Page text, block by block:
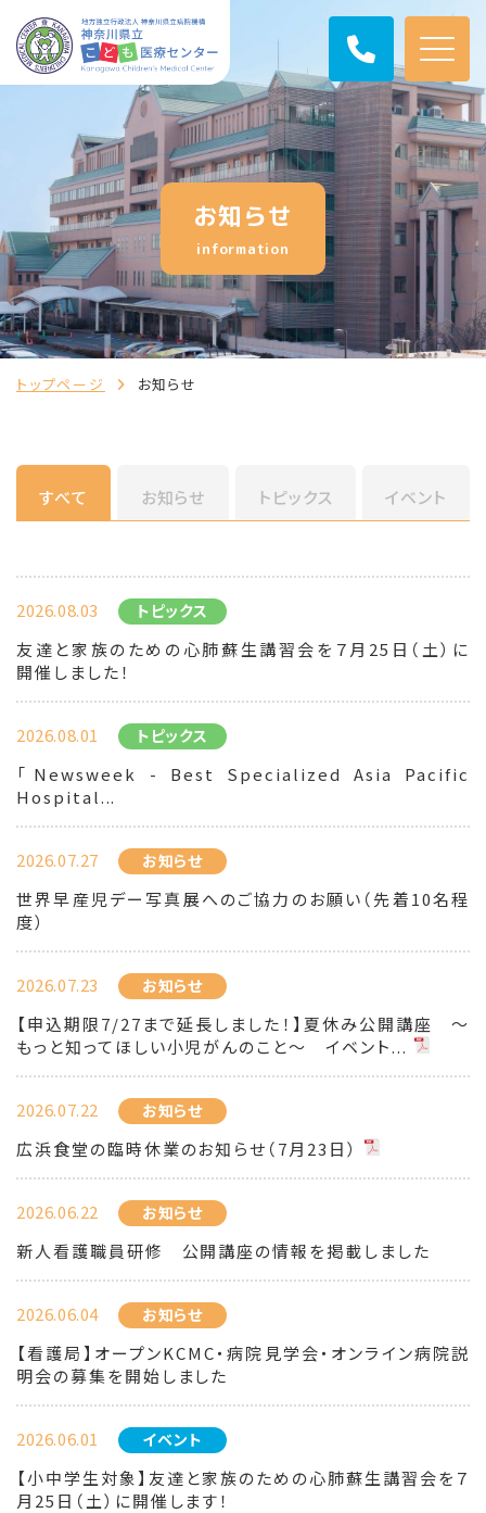
お知らせ
information
トップページ お知らせ
すべて お知らせ トピックス イベント
2026.08.03 トピックス
友達と家族のための心肺蘇生講習会を７月25日（土）に
開催しました！
2026.08.01 トピックス
「Newsweek - Best Specialized Asia Pacific
Hospital...
2026.07.27 お知らせ
世界早産児デー写真展へのご協力のお願い（先着10名程
度）
2026.07.23 お知らせ
【申込期限7/27まで延長しました！】夏休み公開講座 ～
もっと知ってほしい小児がんのこと～ イベント...
2026.07.22 お知らせ
広浜食堂の臨時休業のお知らせ（7月23日）
2026.06.22 お知らせ
新人看護職員研修 公開講座の情報を掲載しました
2026.06.04 お知らせ
【看護局】オープンKCMC・病院見学会・オンライン病院説
明会の募集を開始しました
2026.06.01 イベント
【小中学生対象】友達と家族のための心肺蘇生講習会を７
月25日（土）に開催します！